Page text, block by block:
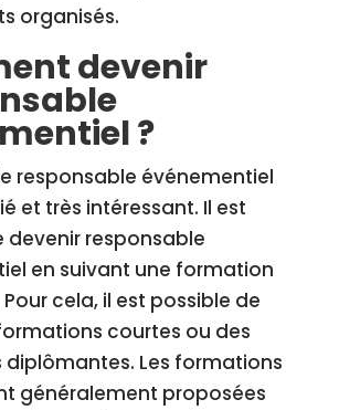
organisés.
devenir
?
responsable événementiel
et très intéressant. Il est
devenir responsable
en suivant une formation
cela, il est possible de
courtes ou des
Les formations
généralement proposées